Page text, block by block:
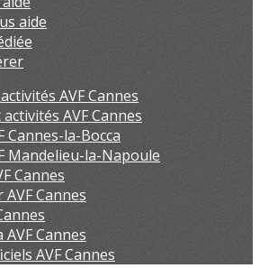
aide
AVF Cannes
AVF Cannes
Cannes-la-Bocca
Mandelieu-la-Napoule
Cannes
Cannes
Cannes
AVF Cannes